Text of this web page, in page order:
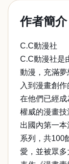
作者簡介
C.C動漫社
C.C動漫社是
動漫，充滿
入到漫畫創
在他們已經
權威的漫畫
出國內第一
系列，共100
愛，並被眾